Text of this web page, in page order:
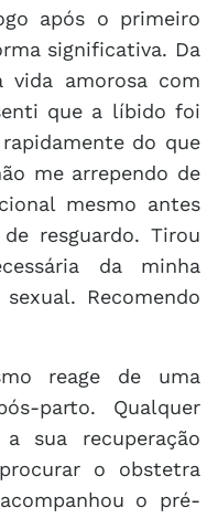
após o primeiro
significativa. Da
amorosa com
que a líbido foi
do que
me arrependo de
mesmo antes
resguardo. Tirou
da minha
Recomendo
reage de uma
parto. Qualquer
sua recuperação
o obstetra
o pré-